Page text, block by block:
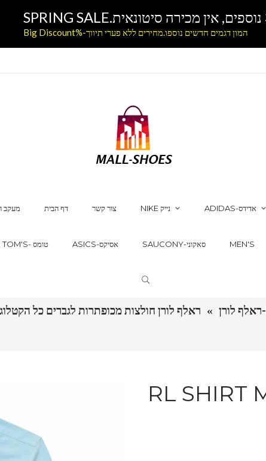
מעקב דף הבית צור קשר NIKE נייק ADIDAS-אדידס
TOM'S- טומס ASICS-אסיקס SAUCONY-סאקוני MEN'S
ראלף לורן חולצות מכופתרות לגברים כל הקטלוג RALPH LAUREN SHIRT MEN LONG
המון דגמים חדשים נוספו.מחירים ללא פערי תיווך-%Big Discount